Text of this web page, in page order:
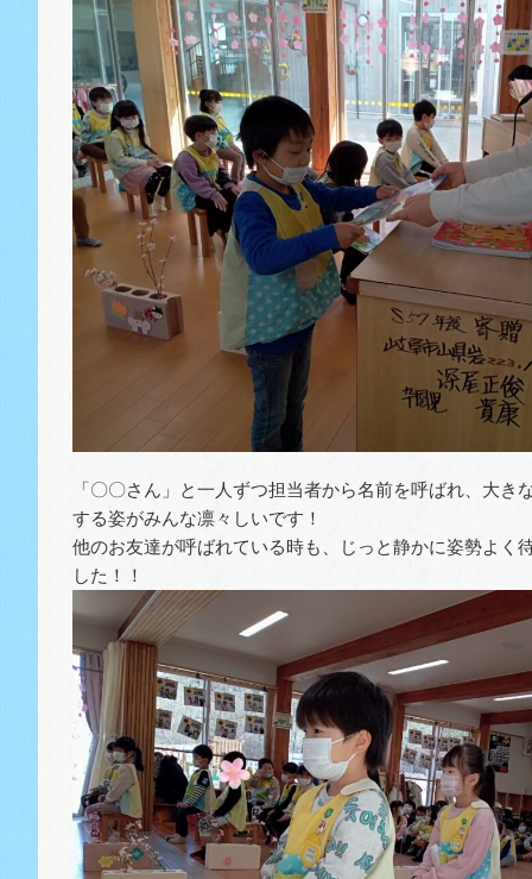
「〇〇さん」と一人ずつ担当者から名前を呼ばれ、大き
する姿がみんな凛々しいです！
他のお友達が呼ばれている時も、じっと静かに姿勢よく
した！！